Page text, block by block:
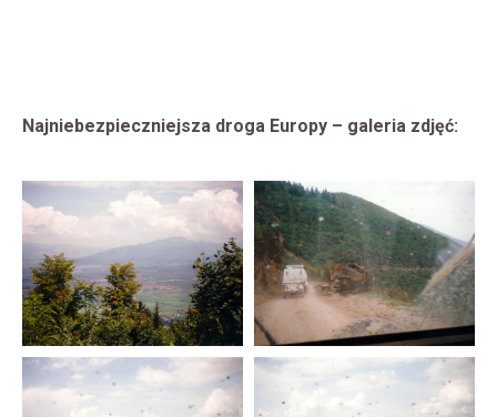
Najniebezpieczniejsza droga Europy – galeria zdjęć: